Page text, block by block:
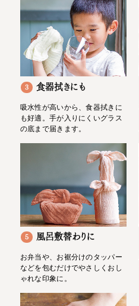
3 食器拭きにも
吸水性が高いから、食器拭きに
も好適。手が入りにくいグラス
の底まで届きます。
5 風呂敷替わりに
お弁当や、お裾分けのタッパー
などを包むだけでやさしくおし
ゃれな印象に。